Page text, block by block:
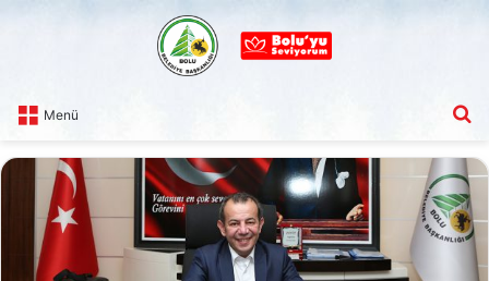
Menü